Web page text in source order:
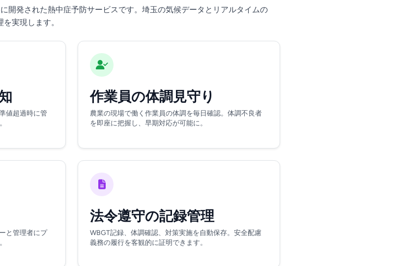
開発された熱中症予防サービスです。埼玉の気候データとリアルタイムの
実現します。
値超過時に管
作業員の体調見守り
農業の現場で働く作業員の体調を毎日確認。体調不良者
を即座に把握し、早期対応が可能に。
と管理者にプ
法令遵守の記録管理
WBGT記録、体調確認、対策実施を自動保存。安全配慮
義務の履行を客観的に証明できます。